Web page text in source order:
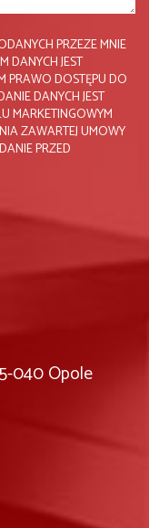
PRZEZE MNIE
DANYCH JEST
PRAWO DOSTĘPU DO
DANYCH JEST
MARKETINGOWYM
ZAWARTEJ UMOWY
PRZED
040 Opole